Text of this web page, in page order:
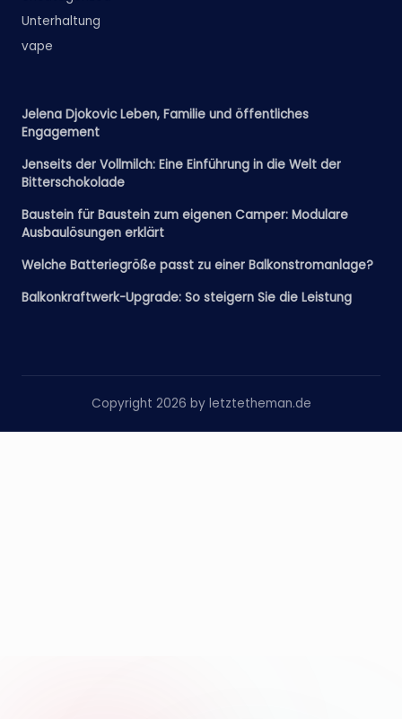
Unterhaltung
vape
Jelena Djokovic Leben, Familie und öffentliches
Engagement
Jenseits der Vollmilch: Eine Einführung in die Welt der
Bitterschokolade
Baustein für Baustein zum eigenen Camper: Modulare
Ausbaulösungen erklärt
Welche Batteriegröße passt zu einer Balkonstromanlage?
Balkonkraftwerk-Upgrade: So steigern Sie die Leistung
Copyright 2026 by letztetheman.de